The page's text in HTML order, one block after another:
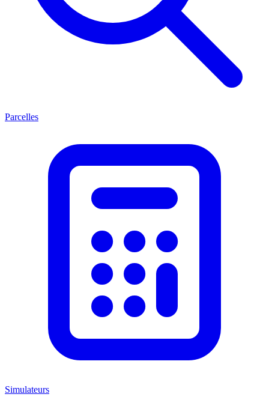
Parcelles
Simulateurs